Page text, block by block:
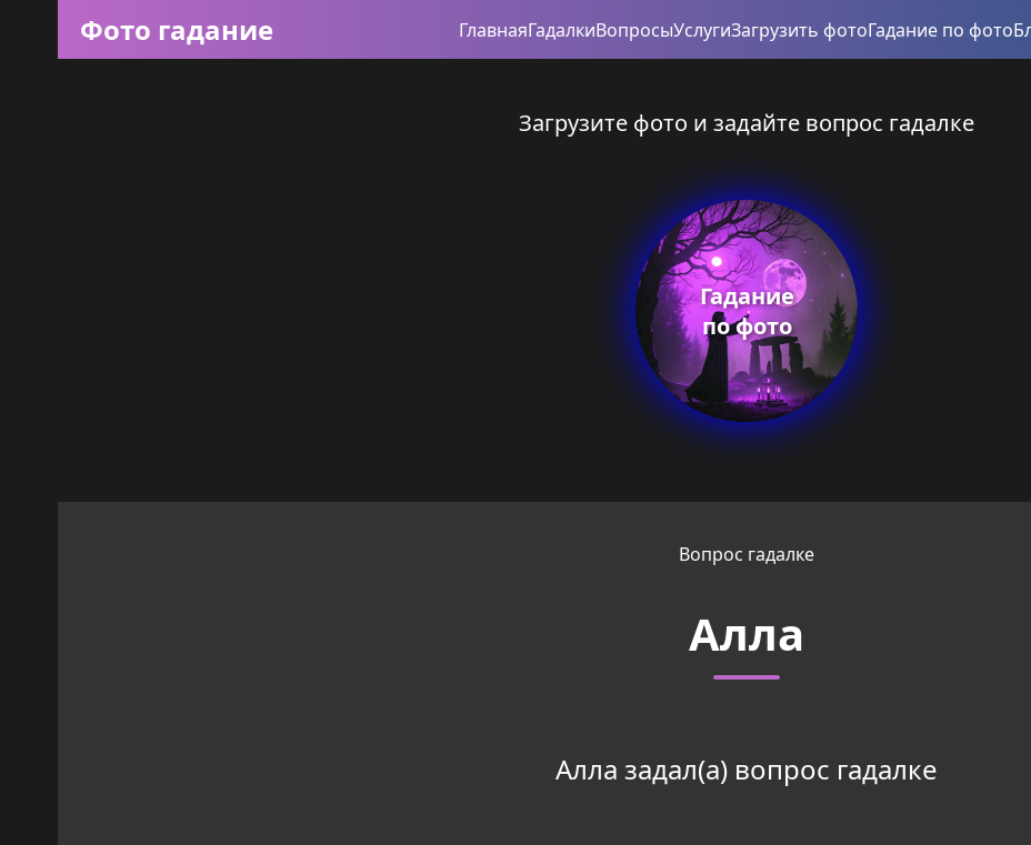
Фото гадание ГлавнаяГадалкиВопросыУслугиЗагрузить фотоГадание по фото
Загрузите фото и задайте вопрос гадалке
Гадание
по фото
Вопрос гадалке
Алла
Алла задал(а) вопрос гадалке